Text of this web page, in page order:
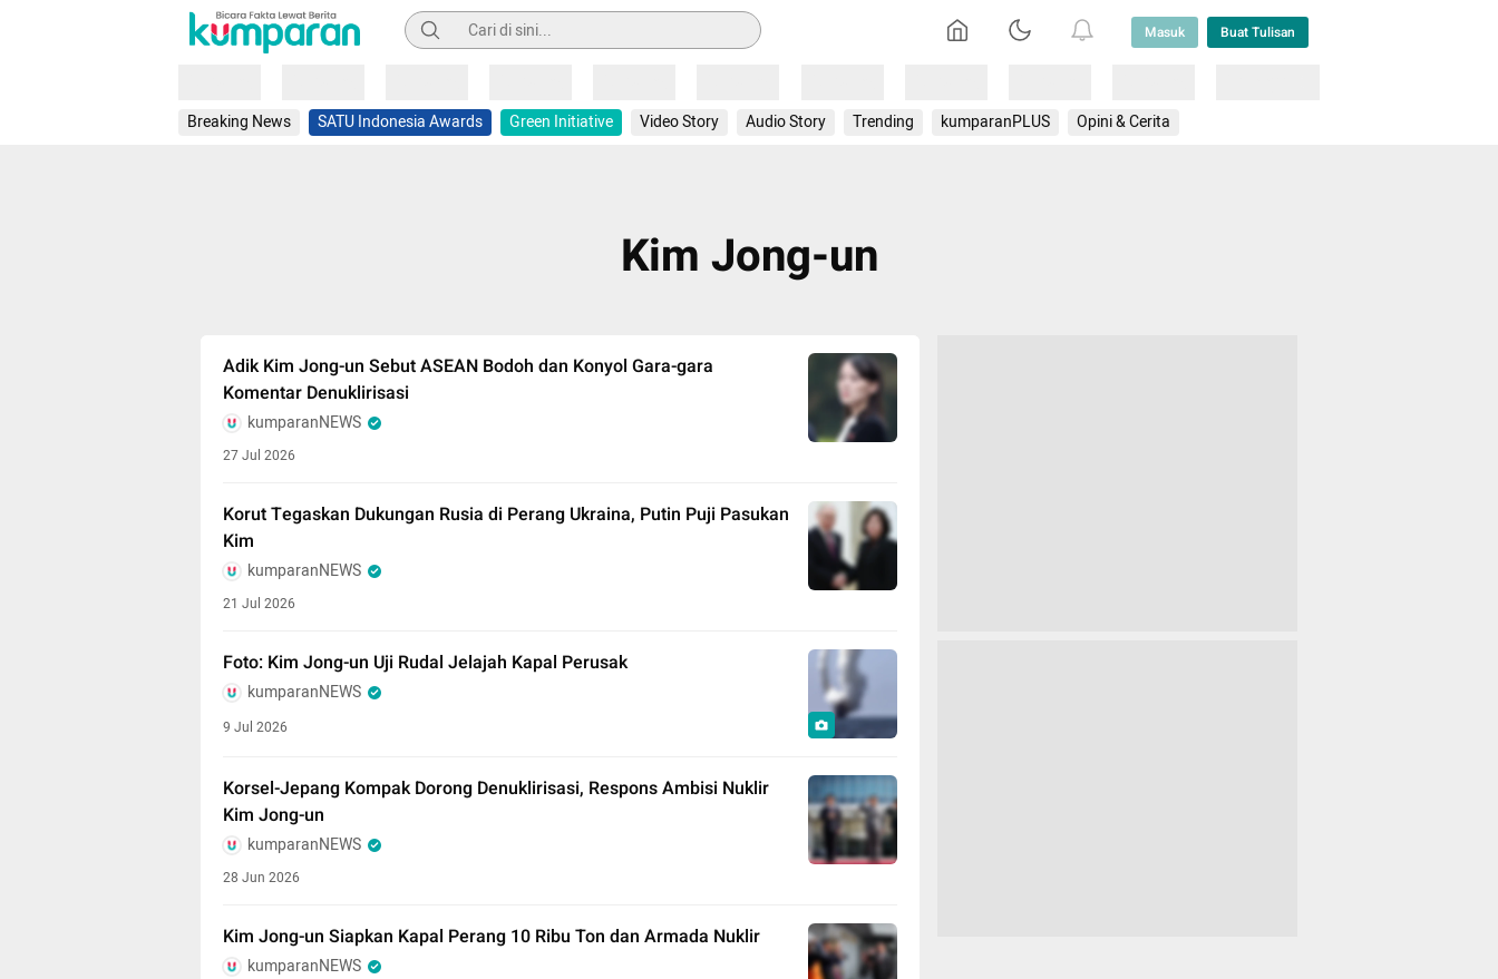
Pencarian Masuk Buat Tulisan
Breaking News SATU Indonesia Awards Green Initiative Video Story Audio Story Trending kumparanPLUS Opini & Cerita
Kim Jong-un
Adik Kim Jong-un Sebut ASEAN Bodoh dan Konyol Gara-gara
Komentar Denuklirisasi
kumparanNEWS
27 Jul 2026
Korut Tegaskan Dukungan Rusia di Perang Ukraina, Putin Puji Pasukan
Kim
kumparanNEWS
21 Jul 2026
Foto: Kim Jong-un Uji Rudal Jelajah Kapal Perusak
kumparanNEWS
9 Jul 2026
Korsel-Jepang Kompak Dorong Denuklirisasi, Respons Ambisi Nuklir
Kim Jong-un
kumparanNEWS
28 Jun 2026
Kim Jong-un Siapkan Kapal Perang 10 Ribu Ton dan Armada Nuklir
kumparanNEWS